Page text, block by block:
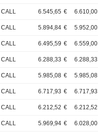
CALL 6.545,65 € 6.610,00
CALL 5.894,84 € 5.952,00
CALL 6.495,59 € 6.559,00
CALL 6.288,33 € 6.288,33
CALL 5.985,08 € 5.985,08
CALL 6.717,93 € 6.717,93
CALL 6.212,52 € 6.212,52
CALL 5.969,94 € 6.028,00